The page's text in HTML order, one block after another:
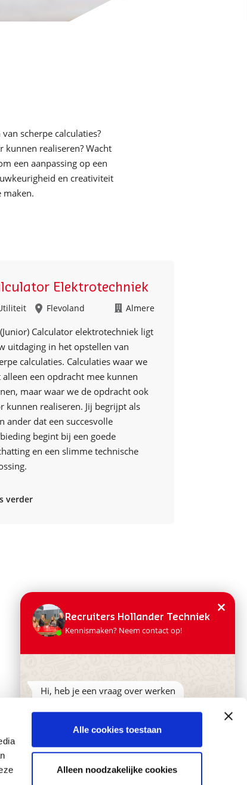
Alle cookies toestaan
Alleen noodzakelijke cookies
scherpe calculaties?
realiseren? Wacht
een aanpassing op een
en creativiteit
maken.
Elektrotechniek
Flevoland Almere
Calculator elektrotechniek ligt
uitdaging in het opstellen van
calculaties. Calculaties waar we
alleen een opdracht mee kunnen
maar waar we de opdracht ook
kunnen realiseren. Jij begrijpt als
ander dat een succesvolle
begint bij een goede
en een slimme technische
verder
×
Recruiters Hollander Techniek
Kennismaken? Neem contact op!
Hi, heb je een vraag over werken
vrijblijvend kennismaken? Stuur
dan een appje, wij proberen zo